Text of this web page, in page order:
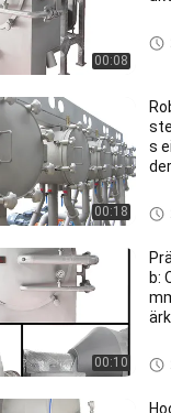
00:08
00:18
s
t
00:10
b: